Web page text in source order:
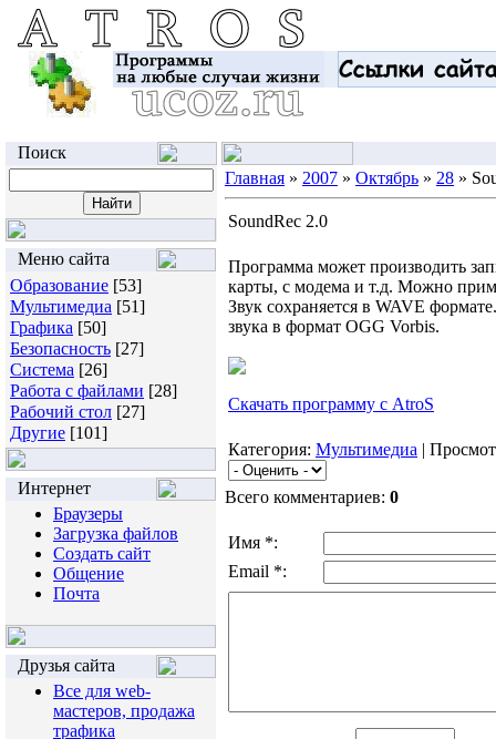
Поиск
Меню сайта
Образование [53]
Мультимедиа [51]
Графика [50]
Безопасность [27]
Система [26]
Работа с файлами [28]
Рабочий стол [27]
Другие [101]
Интернет
Браузеры
Загрузка файлов
Создать сайт
Общение
Почта
Друзья сайта
Все для web-
мастеров, продажа
трафика
Главная » 2007 » Октябрь » 28 »
SoundRec 2.0
Программа может производить
карты, с модема и т.д. Можно
Звук сохраняется в WAVE
звука в формат OGG Vorbis.
Скачать программу с AtroS
Категория: Мультимедиа |
Всего комментариев: 0
Имя *:
Email *: